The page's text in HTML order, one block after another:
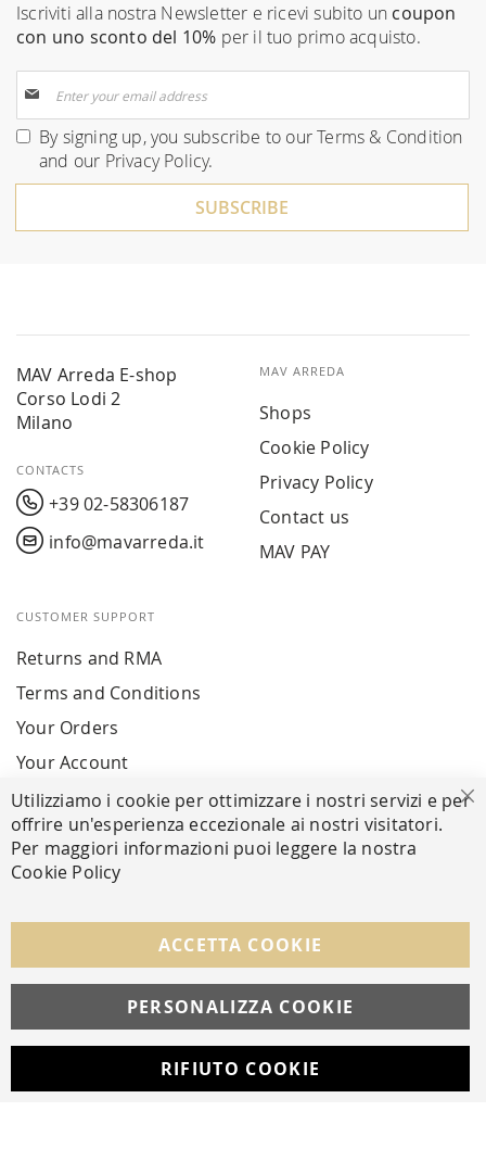
Iscriviti alla nostra Newsletter e ricevi subito un coupon
con uno sconto del 10% per il tuo primo acquisto.
Up
for
Our
By signing up, you subscribe to ourTerms & Condition
and our Privacy Policy.
SUBSCRIBE
MAV Arreda E-shop
Corso Lodi 2
Milano
CONTACTS
+39 02-58306187
info@mavarreda.it
MAV ARREDA
Shops
Cookie Policy
Privacy Policy
Contact us
MAV PAY
CUSTOMER SUPPORT
Returns and RMA
Terms and Conditions
Your Orders
Your Account
SECURE PAYMENTS
FOLLOW US ON SOCIAL MEDIA
Utilizziamo i cookie per ottimizzare i nostri servizi e per
offrire un'esperienza eccezionale ai nostri visitatori.
Per maggiori informazioni puoi leggere la nostra
Cookie Policy
ACCETTA COOKIE
PERSONALIZZA COOKIE
RIFIUTO COOKIE